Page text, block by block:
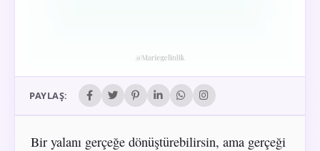
PAYLAŞ:
Bir yalanı gerçeğe dönüştürebilirsin, ama gerçeği